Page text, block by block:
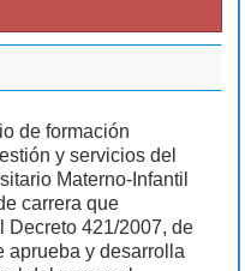
de formación
y servicios del
Materno-Infantil
carrera que
Decreto 421/2007, de
aprueba y desarrolla